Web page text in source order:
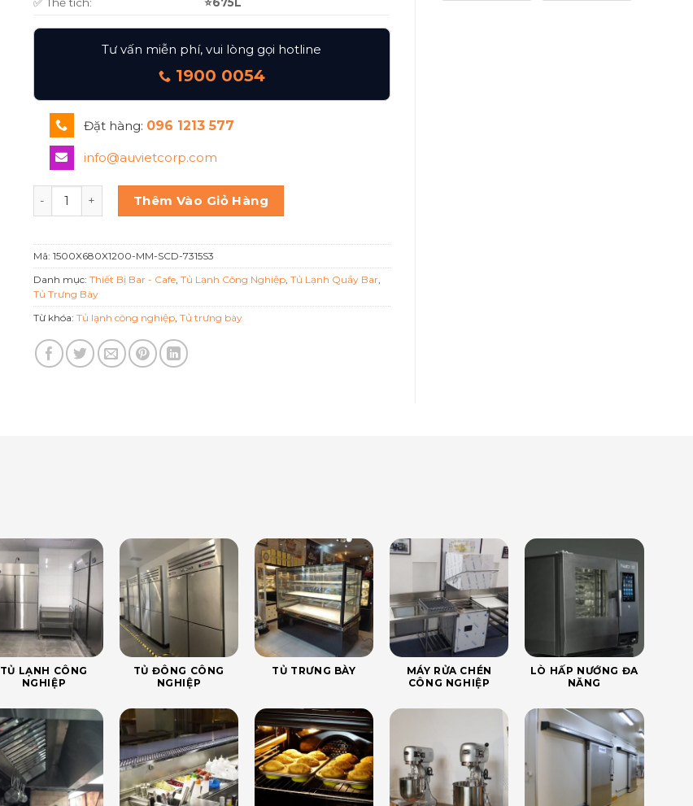
Tư vấn miễn phí, vui lòng gọi hotline
1900 0054
Đặt hàng: 096 1213 577
info@auvietcorp.com
TỦ TRƯNG BÀY BÁNH 1500x680x1200 MM SCD-7315S3 số lượng
Thêm Vào Giỏ Hàng
Mã:1500X680X1200-MM-SCD-7315S3
Danh mục:Thiết Bị Bar - Cafe,Tủ Lạnh Công Nghiệp,Tủ Lạnh Quầy Bar,
Tủ Trưng Bày
Từ khóa:Tủ lạnh công nghiệp,Tủ trưng bày
TỦ LẠNH CÔNG
NGHIỆP
TỦ ĐÔNG CÔNG
NGHIỆP
TỦ TRƯNG BÀY
MÁY RỬA CHÉN
CÔNG NGHIỆP
LÒ HẤP NƯỚNG ĐA
NĂNG